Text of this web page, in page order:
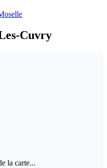
Cuvry
la carte...